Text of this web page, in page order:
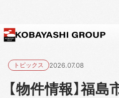
トピックス 2026.07.08
【物件情報】福